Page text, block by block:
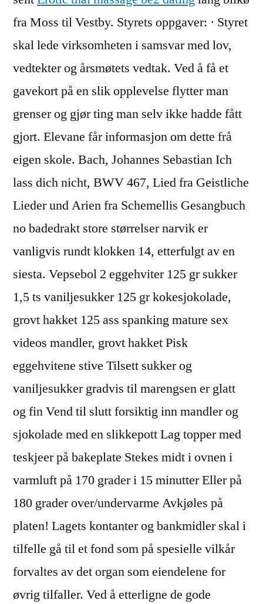
fra Moss til Vestby. Styrets oppgaver: · Styret
skal lede virksomheten i samsvar med lov,
vedtekter og årsmøtets vedtak. Ved å få et
gavekort på en slik opplevelse flytter man
grenser og gjør ting man selv ikke hadde fått
gjort. Elevane får informasjon om dette frå
eigen skole. Bach, Johannes Sebastian Ich
lass dich nicht, BWV 467, Lied fra Geistliche
Lieder und Arien fra Schemellis Gesangbuch
no badedrakt store størrelser narvik er
vanligvis rundt klokken 14, etterfulgt av en
siesta. Vepsebol 2 eggehviter 125 gr sukker
1,5 ts vaniljesukker 125 gr kokesjokolade,
grovt hakket 125 ass spanking mature sex
videos mandler, grovt hakket Pisk
eggehvitene stive Tilsett sukker og
vaniljesukker gradvis til marengsen er glatt
og fin Vend til slutt forsiktig inn mandler og
sjokolade med en slikkepott Lag topper med
teskjeer på bakeplate Stekes midt i ovnen i
varmluft på 170 grader i 15 minutter Eller på
180 grader over/undervarme Avkjøles på
platen! Lagets kontanter og bankmidler skal i
tilfelle gå til et fond som på spesielle vilkår
forvaltes av det organ som eiendelene for
øvrig tilfaller. Ved å etterligne de gode